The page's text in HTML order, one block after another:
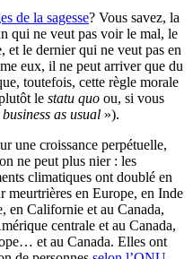
de la sagesse? Vous savez, la
qui ne veut pas voir le mal, le
et le dernier qui ne veut pas en
eux, il ne peut arriver que du
toutefois, cette règle morale
le statu quo ou, si vous
business as usual »).
une croissance perpétuelle,
ne peut plus nier : les
climatiques ont doublé en
meurtrières en Europe, en Inde
en Californie et au Canada,
centrale et au Canada,
et au Canada. Elles ont